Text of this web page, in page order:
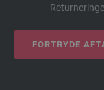
FORTRYDE